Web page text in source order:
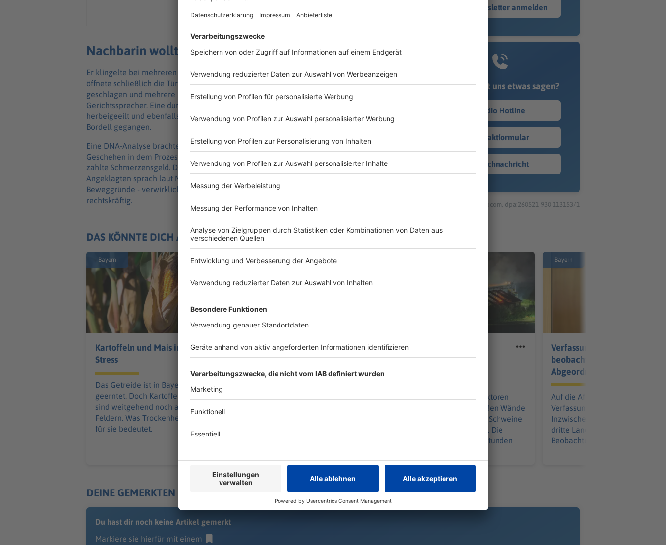
Nachbarin wollte helfen
Er klingelte bei mehreren Bewohnern in dem Mehrparteienhaus. Eine 86 Jahre alte Frau
öffnete schließlich die Türe. Daraufhin habe ihr der Mann mit der Flasche auf den Kopf
geschlagen und mehrere Faustschläge ins Gesicht verpasst, berichtete der
Gerichtssprecher. Eine durch Hilferufe aufmerksam gewordene, 59 Jahre alte Nachbarin sei
herbeigeeilt und ebenfalls attackiert worden. Der Angreifer sei geflüchtet und später in ein
Bordell gegangen.
Eine DNA-Analyse brachte die Ermittler auf die Spur des Mannes. Der räumte das
Geschehen in dem Prozess den Angaben nach ein, entschuldigte sich bei seinen Opfern und
zahlte Schmerzensgeld. Das werteten die Richter zu seinen Gunsten. Zu Lasten des
Angeklagten sprach laut Mitteilung, dass er zwei Mordmerkmale - Heimtücke und niedere
Beweggründe - verwirklichte und die Opfer schwer verletzt wurden. Das Urteil ist noch nicht
rechtskräftig.
Zum Newsletter anmelden
Du möchtest uns etwas sagen?
Studio Hotline
Kontaktformular
Sprachnachricht
© dpa-infocom, dpa:260521-930-113153/1
DAS KÖNNTE DICH AUCH INTERESSIEREN
Bayern
Kartoffeln und Mais im
Stress
Das Getreide ist in Bayern meist
geerntet. Doch Kartoffeln und Mais
sind weitgehend noch auf den
Feldern. Was Trockenheit und Hitze
für sie bedeutet.
Bayern
100 Tage im Amt –
Dominik Krause zieht
erste Bilanz
Schweinestall in
Flammen – über 1.000
Landwirte liefern mit Traktoren
Wasser, Einsatzkräfte reißen Wände
ein – doch für zahlreiche Schweine
kommt jede Hilfe zu spät. Die
Feuerwehr kämpft über Stunden
Bayern
Verfassungsschutz
beobachtet AfD-
Abgeordneten Nolte
Auf die AfD hat der
Verfassungsschutz ein Auge.
Inzwischen steht in Bayern der
dritte Landtagsabgeordnete
Beobachtung.
DEINE GEMERKTEN ARTIKEL
Du hast dir noch keine Artikel gemerkt
Markiere sie hierfür mit einem